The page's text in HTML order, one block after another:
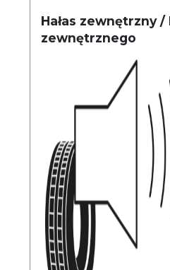
Hałas zewnętrzny /
zewnętrznego